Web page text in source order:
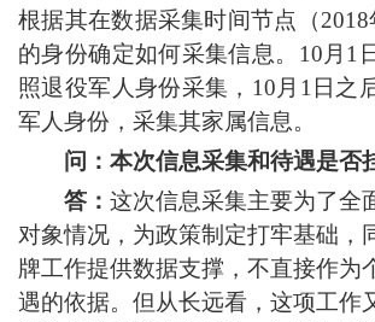
根据其在数据采集时间节点（
的身份确定如何采集信息。10月1
照退役军人身份采集，10月1日之
军人身份，采集其家属信息。
问：本次信息采集和待遇是否
答： 这次信息采集主要为了全
对象情况，为政策制定打牢基础，
牌工作提供数据支撑，不直接作为
遇的依据。但从长远看，这项工作